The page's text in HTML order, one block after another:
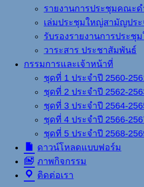
รายงานการประชุมคณะด
เล่มประชุมใหญ่สามัญประ
รับรองรายงานการประชุ
วาระสาร ประชาสัมพันธ์
กรรมการและเจ้าหน้าที่
ชุดที่ 1 ประจำปี 2560-
ชุดที่ 2 ประจำปี 2562-
ชุดที่ 3 ประจำปี 2564-
ชุดที่ 4 ประจำปี 2566-
ชุดที่ 5 ประจำปี 2568-
ดาวน์โหลดแบบฟอร์ม
ภาพกิจกรรม
ติดต่อเรา